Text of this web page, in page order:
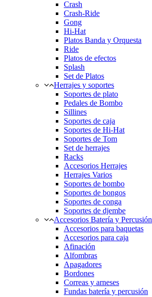
Crash
Crash-Ride
Gong
Hi-Hat
Platos Banda y Orquesta
Ride
Platos de efectos
Splash
Set de Platos
Herrajes y soportes
Soportes de plato
Pedales de Bombo
Sillines
Soportes de caja
Soportes de Hi-Hat
Soportes de Tom
Set de herrajes
Racks
Accesorios Herrajes
Herrajes Varios
Soportes de bombo
Soportes de bongos
Soportes de conga
Soportes de djembe
Accesorios Batería y Percusión
Accesorios para baquetas
Accesorios para caja
Afinación
Alfombras
Apagadores
Bordones
Correas y arneses
Fundas batería y percusión